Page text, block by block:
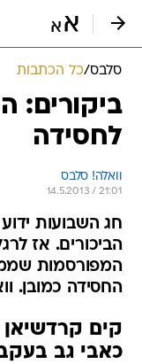
סלבס/כל הכתבות
ביקורים:
לחסידה
וואלה! סלבס
14.5.2013 / 21:01
חג השבועות
הביכורים. אז
המפורסמות
החסידה כמובן.
קים
כאבי גב